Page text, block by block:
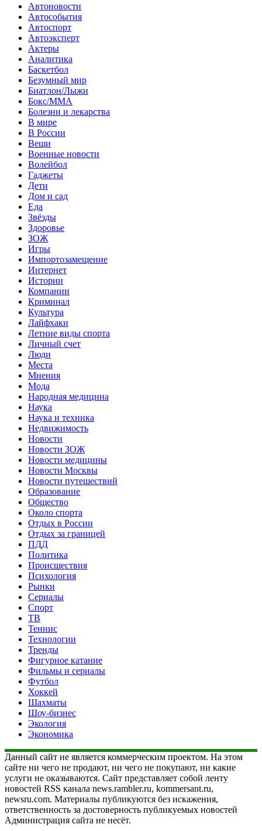
Автоновости
Автособытия
Автоспорт
Автоэксперт
Актеры
Аналитика
Баскетбол
Безумный мир
Биатлон/Лыжи
Бокс/MMA
Болезни и лекарства
В мире
В России
Вещи
Военные новости
Волейбол
Гаджеты
Дети
Дом и сад
Еда
Звёзды
Здоровье
ЗОЖ
Игры
Импортозамещение
Интернет
Истории
Компании
Криминал
Культура
Лайфхаки
Летние виды спорта
Личный счет
Люди
Места
Мнения
Мода
Народная медицина
Наука
Наука и техника
Недвижимость
Новости
Новости ЗОЖ
Новости медицины
Новости Москвы
Новости путешествий
Образование
Общество
Около спорта
Отдых в России
Отдых за границей
ПДД
Политика
Происшествия
Психология
Рынки
Сериалы
Спорт
ТВ
Теннис
Технологии
Тренды
Фигурное катание
Фильмы и сериалы
Футбол
Хоккей
Шахматы
Шоу-бизнес
Экология
Экономика
Данный сайт не является коммерческим проектом. На этом
сайте ни чего не продают, ни чего не покупают, ни какие
услуги не оказываются. Сайт представляет собой ленту
новостей RSS канала news.rambler.ru, kommersant.ru,
newsru.com. Материалы публикуются без искажения,
ответственность за достоверность публикуемых новостей
Администрация сайта не несёт.